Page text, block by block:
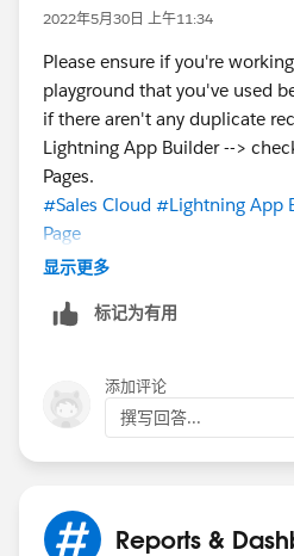
2022年5月30日 上午11:34
Please ensure if you're
playground that you've used
if there aren't any duplicate
Lightning App Builder -->
Pages.
#Sales Cloud #Lightning App
Page
显示更多
标记为有用
添加评论
撰写回答...
Reports &